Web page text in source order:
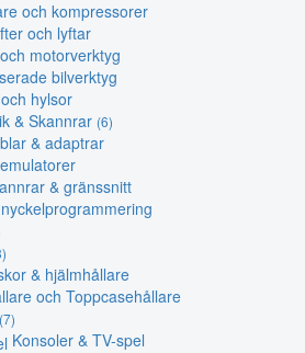
och kompressorer
och lyftar
motorverktyg
bilverktyg
hylsor
& Skannrar (6)
& adaptrar
& gränssnitt
& hjälmhållare
och Toppcasehållare
(7)
Konsoler & TV-spel